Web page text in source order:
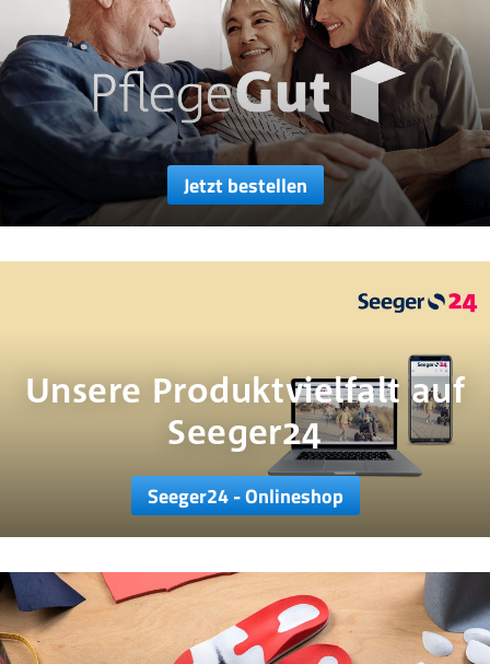
Jetzt bestellen
Unsere Produktvielfalt auf
Seeger24
Seeger24 - Onlineshop